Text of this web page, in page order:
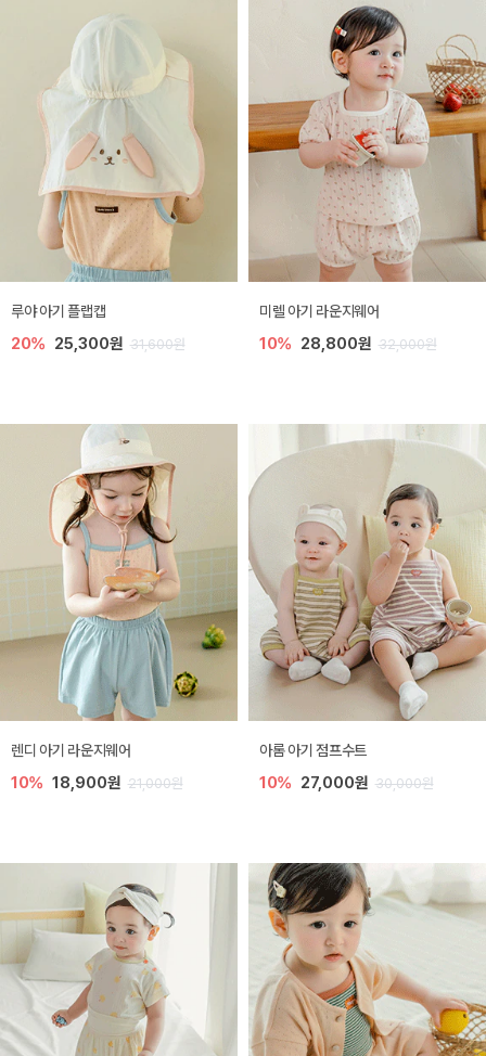
루야 아기 플랩캡
20% 25,300원 31,600원
미렐 아기 라운지웨어
10% 28,800원 32,000원
렌디 아기 라운지웨어
10% 18,900원 21,000원
아롬 아기 점프수트
10% 27,000원 30,000원